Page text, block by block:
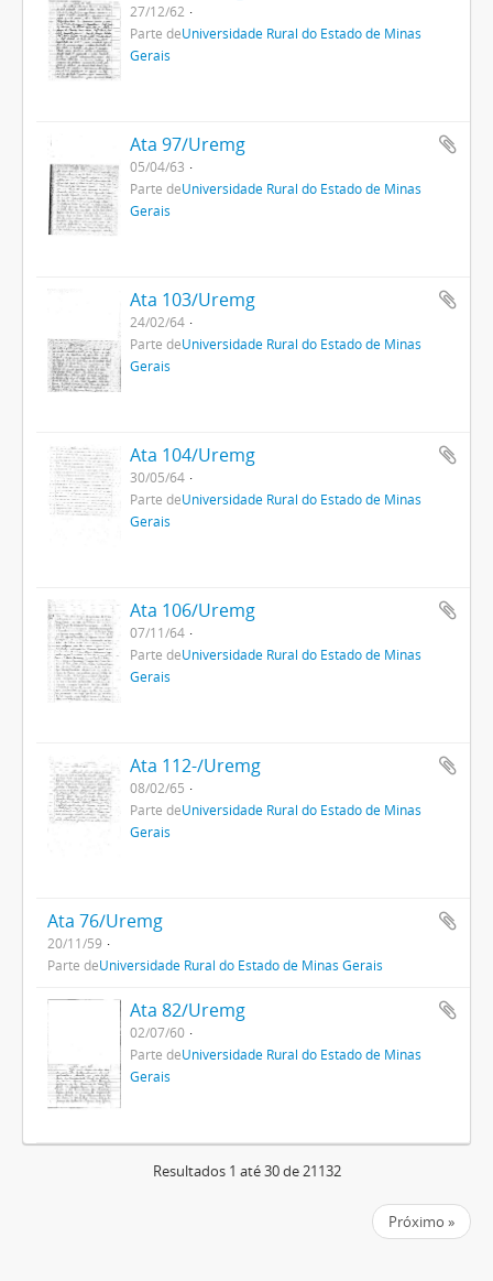
27/12/62
Parte deUniversidade Rural do Estado de Minas
Gerais
Ata 97/Uremg
05/04/63
Parte deUniversidade Rural do Estado de Minas
Gerais
Ata 103/Uremg
24/02/64
Parte deUniversidade Rural do Estado de Minas
Gerais
Ata 104/Uremg
30/05/64
Parte deUniversidade Rural do Estado de Minas
Gerais
Ata 106/Uremg
07/11/64
Parte deUniversidade Rural do Estado de Minas
Gerais
Ata 112-/Uremg
08/02/65
Parte deUniversidade Rural do Estado de Minas
Gerais
Ata 76/Uremg
20/11/59
Parte deUniversidade Rural do Estado de Minas Gerais
Ata 82/Uremg
02/07/60
Parte deUniversidade Rural do Estado de Minas
Gerais
Resultados 1 até 30 de 21132
Próximo »